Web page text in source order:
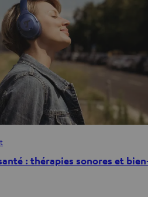
: thérapies sonores et